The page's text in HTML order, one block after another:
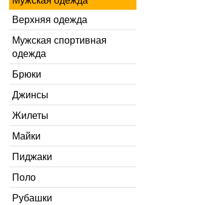
Верхняя одежда
Мужская спортивная
одежда
Брюки
Джинсы
Жилеты
Майки
Пиджаки
Поло
Рубашки